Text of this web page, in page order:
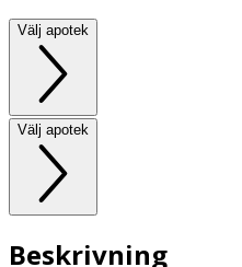
Välj apotek
Välj apotek
Beskrivning